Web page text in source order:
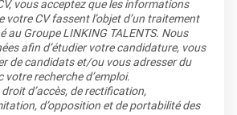
vous acceptez que les informations
votre CV fassent l’objet d’un traitement
au Groupe LINKING TALENTS. Nous
afin d’étudier votre candidature, vous
de candidats et/ou vous adresser du
votre recherche d’emploi.
d’accès, de rectification,
d’opposition et de portabilité des